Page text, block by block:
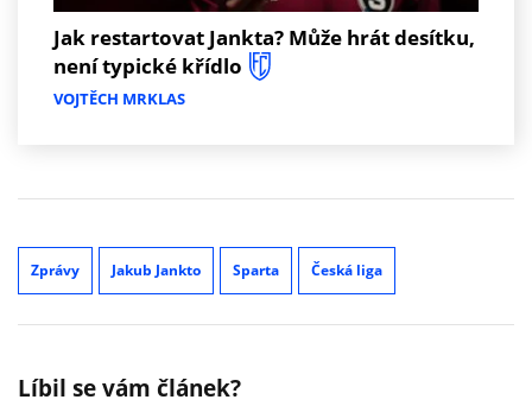
Jak restartovat Jankta? Může hrát desítku,
není typické křídlo
VOJTĚCH MRKLAS
Zprávy Jakub Jankto Sparta Česká liga
Líbil se vám článek?